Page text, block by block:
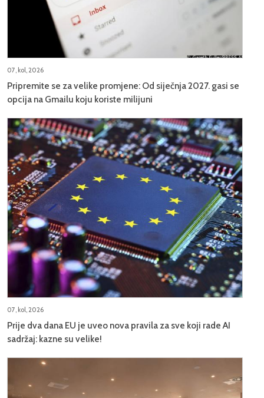
07, kol, 2026
Pripremite se za velike promjene: Od siječnja 2027. gasi se
opcija na Gmailu koju koriste milijuni
07, kol, 2026
Prije dva dana EU je uveo nova pravila za sve koji rade AI
sadržaj: kazne su velike!